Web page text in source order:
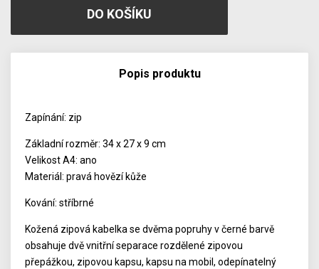
Popis produktu
Zapínání: zip
Základní rozměr: 34 x 27 x 9 cm
Velikost A4: ano
Materiál: pravá hovězí kůže
Kování: stříbrné
Kožená zipová kabelka se dvěma popruhy v černé barvě
obsahuje dvě vnitřní separace rozdělené zipovou
přepážkou, zipovou kapsu, kapsu na mobil, odepínatelný